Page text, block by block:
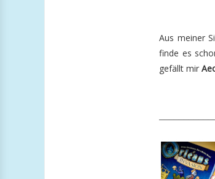
Aus meiner
finde es
gefällt mir